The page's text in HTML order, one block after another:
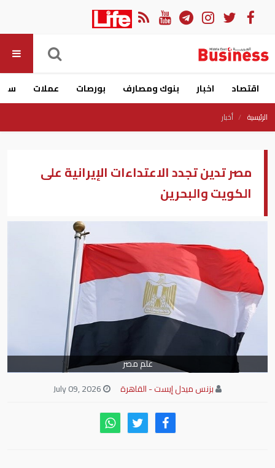
اقتصاد اخبار بنوك ومصارف بورصات عملات
الرئيسية أخبار
مصر تدين تجدد الاعتداءات الإيرانية على
الكويت والبحرين
علم مصر
بزنس ميدل إيست - القاهرة